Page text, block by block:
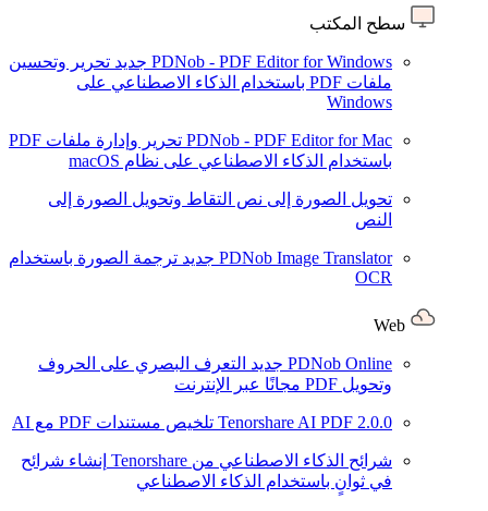
سطح المكتب
PDNob - PDF Editor for Windows جديد تحرير وتحسين
ملفات PDF باستخدام الذكاء الاصطناعي على
Windows
PDNob - PDF Editor for Mac
تحرير وإدارة ملفات PDF
باستخدام الذكاء الاصطناعي على نظام macOS
تحويل الصورة إلى نص التقاط وتحويل الصورة إلى
النص
PDNob Image Translator جديد ترجمة الصورة باستخدام
OCR
PDNob Online جديد التعرف البصري على الحروف
وتحويل PDF مجانًا عبر الإنترنت
Tenorshare AI PDF 2.0.0 تلخيص مستندات PDF مع AI
شرائح الذكاء الاصطناعي من Tenorshare
إنشاء شرائح
في ثوانٍ باستخدام الذكاء الاصطناعي